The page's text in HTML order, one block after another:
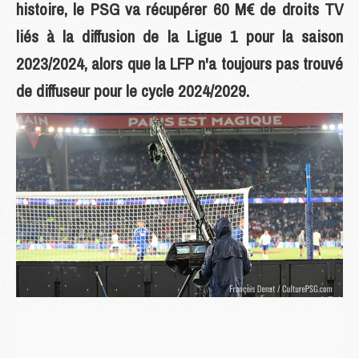
histoire, le PSG va récupérer 60 M€ de droits TV
liés à la diffusion de la Ligue 1 pour la saison
2023/2024, alors que la LFP n'a toujours pas trouvé
de diffuseur pour le cycle 2024/2029.